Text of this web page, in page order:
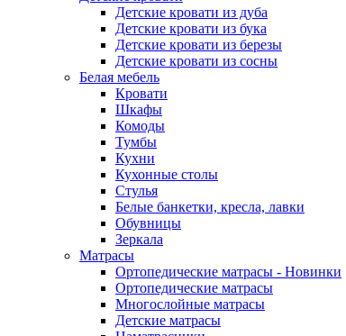
Детские кровати из дуба
Детские кровати из бука
Детские кровати из березы
Детские кровати из сосны
Белая мебель
Кровати
Шкафы
Комоды
Тумбы
Кухни
Кухонные столы
Стулья
Белые банкетки, кресла, лавки
Обувницы
Зеркала
Матрасы
Ортопедические матрасы - Новинки
Ортопедические матрасы
Многослойные матрасы
Детские матрасы